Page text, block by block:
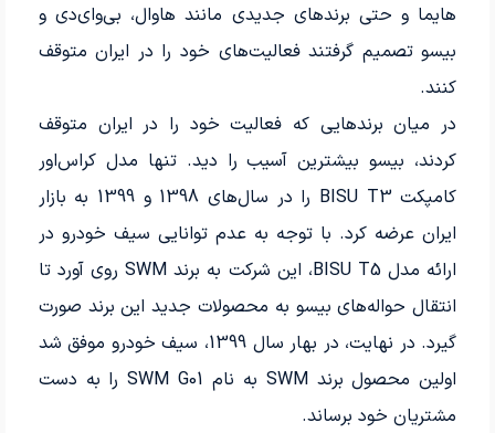
هایما و حتی برندهای جدیدی مانند هاوال، بی‌وای‌دی و
بیسو تصمیم گرفتند فعالیت‌های خود را در ایران متوقف
کنند.
در میان برندهایی که فعالیت خود را در ایران متوقف
کردند، بیسو بیشترین آسیب را دید. تنها مدل کراس‌اور
کامپکت BISU T3 را در سال‌های 1398 و 1399 به بازار
ایران عرضه کرد. با توجه به عدم توانایی سیف خودرو در
ارائه مدل BISU T5، این شرکت به برند SWM روی آورد تا
انتقال حواله‌های بیسو به محصولات جدید این برند صورت
گیرد. در نهایت، در بهار سال 1399، سیف خودرو موفق شد
اولین محصول برند SWM به نام SWM G01 را به دست
مشتریان خود برساند.